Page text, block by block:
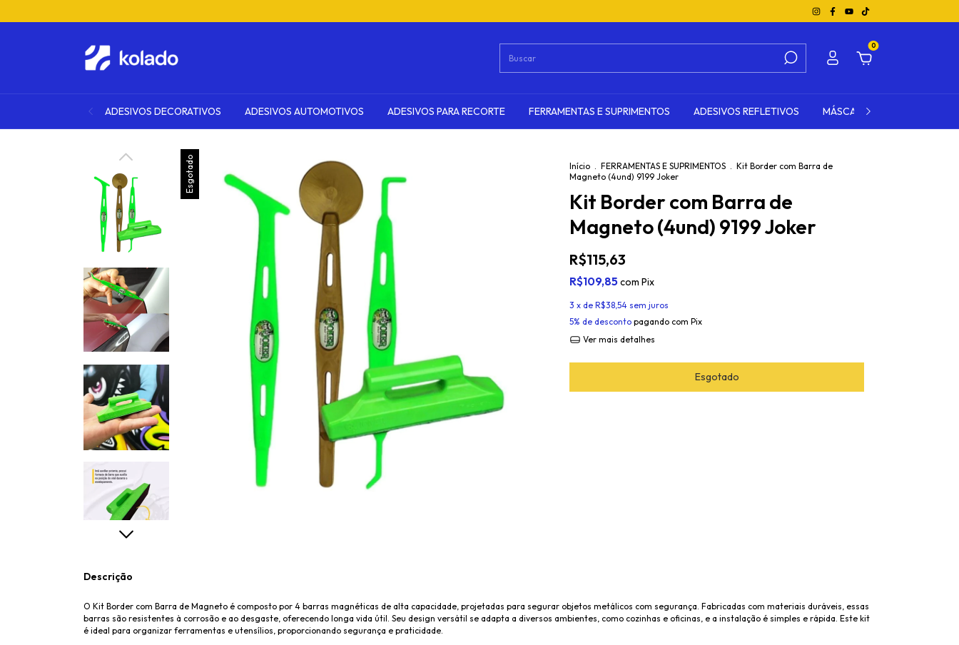
0
ADESIVOS DECORATIVOS ADESIVOS AUTOMOTIVOS ADESIVOS PARA RECORTE FERRAMENTAS E SUPRIMENTOS ADESIVOS REFLETIVOS MÁSCARA DE TRANSFERÊNCIA
Esgotado Início . FERRAMENTAS E SUPRIMENTOS . Kit Border com Barra de
Magneto (4und) 9199 Joker
Kit Border com Barra de
Magneto (4und) 9199 Joker
R$115,63
R$109,85 com Pix
3 x de R$38,54 sem juros
5% de desconto pagando com Pix
Ver mais detalhes
Descrição
O Kit Border com Barra de Magneto é composto por 4 barras magnéticas de alta capacidade, projetadas para segurar objetos metálicos com segurança. Fabricadas com materiais duráveis, essas
barras são resistentes à corrosão e ao desgaste, oferecendo longa vida útil. Seu design versátil se adapta a diversos ambientes, como cozinhas e oficinas, e a instalação é simples e rápida. Este kit
é ideal para organizar ferramentas e utensílios, proporcionando segurança e praticidade.